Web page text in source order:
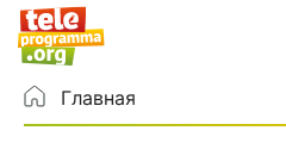
Главная